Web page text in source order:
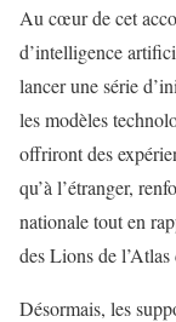
Au cœur de cet
d’intelligence
lancer une série
les modèles
offriront des
qu’à l’étranger,
nationale tout en
des Lions de
Désormais, les